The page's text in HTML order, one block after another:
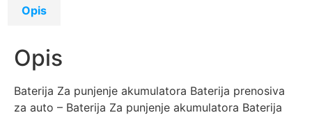
Opis
Opis
Baterija Za punjenje akumulatora Baterija prenosiva
za auto – Baterija Za punjenje akumulatora Baterija